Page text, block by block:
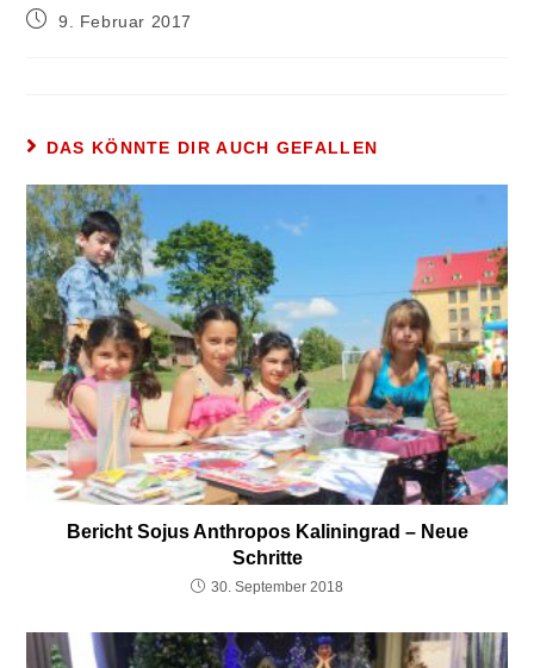
9. Februar 2017
DAS KÖNNTE DIR AUCH GEFALLEN
Bericht Sojus Anthropos Kaliningrad – Neue
Schritte
30. September 2018